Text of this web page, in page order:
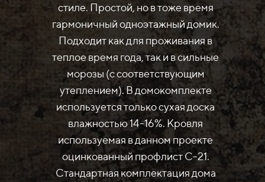
стиле. Простой, но в тоже время
гармоничный одноэтажный домик.
Подходит как для проживания в
теплое время года, так и в сильные
морозы (с соответствующим
утеплением). В домокомплекте
используется только сухая доска
влажностью 14-16%. Кровля
используемая в данном проекте
оцинкованный профлист С-21.
Стандартная комплектация дома